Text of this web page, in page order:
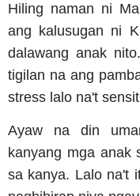
Hiling naman ni
ang kalusugan ni
dalawang anak
tigilan na ang
stress lalo na't
Ayaw na din
kanyang mga anak
sa kanya. Lalo na't